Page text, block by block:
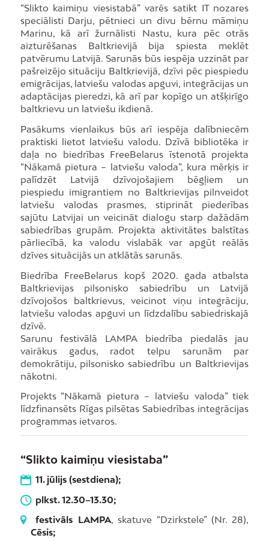
“Slikto kaimiņu viesistabā” varēs satikt IT nozares
speciālisti Darju, pētnieci un divu bērnu māmiņu
Marinu, kā arī žurnālisti Nastu, kura pēc otrās
aizturēšanas Baltkrievijā bija spiesta meklēt
patvērumu Latvijā. Sarunās būs iespēja uzzināt par
pašreizējo situāciju Baltkrievijā, dzīvi pēc piespiedu
emigrācijas, latviešu valodas apguvi, integrācijas un
adaptācijas pieredzi, kā arī par kopīgo un atšķirīgo
baltkrievu un latviešu ikdienā.
Pasākums vienlaikus būs arī iespēja dalībniecēm
praktiski lietot latviešu valodu. Dzīvā bibliotēka ir
daļa no biedrības FreeBelarus īstenotā projekta
“Nākamā pietura – latviešu valoda”, kura mērķis ir
palīdzēt Latvijā dzīvojošajiem bēgļiem un
piespiedu imigrantiem no Baltkrievijas pilnveidot
latviešu valodas prasmes, stiprināt piederības
sajūtu Latvijai un veicināt dialogu starp dažādām
sabiedrības grupām. Projekta aktivitātes balstītas
pārliecībā, ka valodu vislabāk var apgūt reālās
dzīves situācijās un atklātās sarunās.
Biedrība FreeBelarus kopš 2020. gada atbalsta
Baltkrievijas pilsonisko sabiedrību un Latvijā
dzīvojošos baltkrievus, veicinot viņu integrāciju,
latviešu valodas apguvi un līdzdalību sabiedriskajā
dzīvē.
Sarunu festivālā LAMPA biedrība piedalās jau
vairākus gadus, radot telpu sarunām par
demokrātiju, pilsonisko sabiedrību un Baltkrievijas
nākotni.
Projekts “Nākamā pietura – latviešu valoda” tiek
līdzfinansēts Rīgas pilsētas Sabiedrības integrācijas
programmas ietvaros.
“Slikto kaimiņu viesistaba”
11. jūlijs (sestdiena);
plkst. 12.30–13.30;
festivāls LAMPA, skatuve “Dzirkstele” (Nr. 28),
Cēsis;